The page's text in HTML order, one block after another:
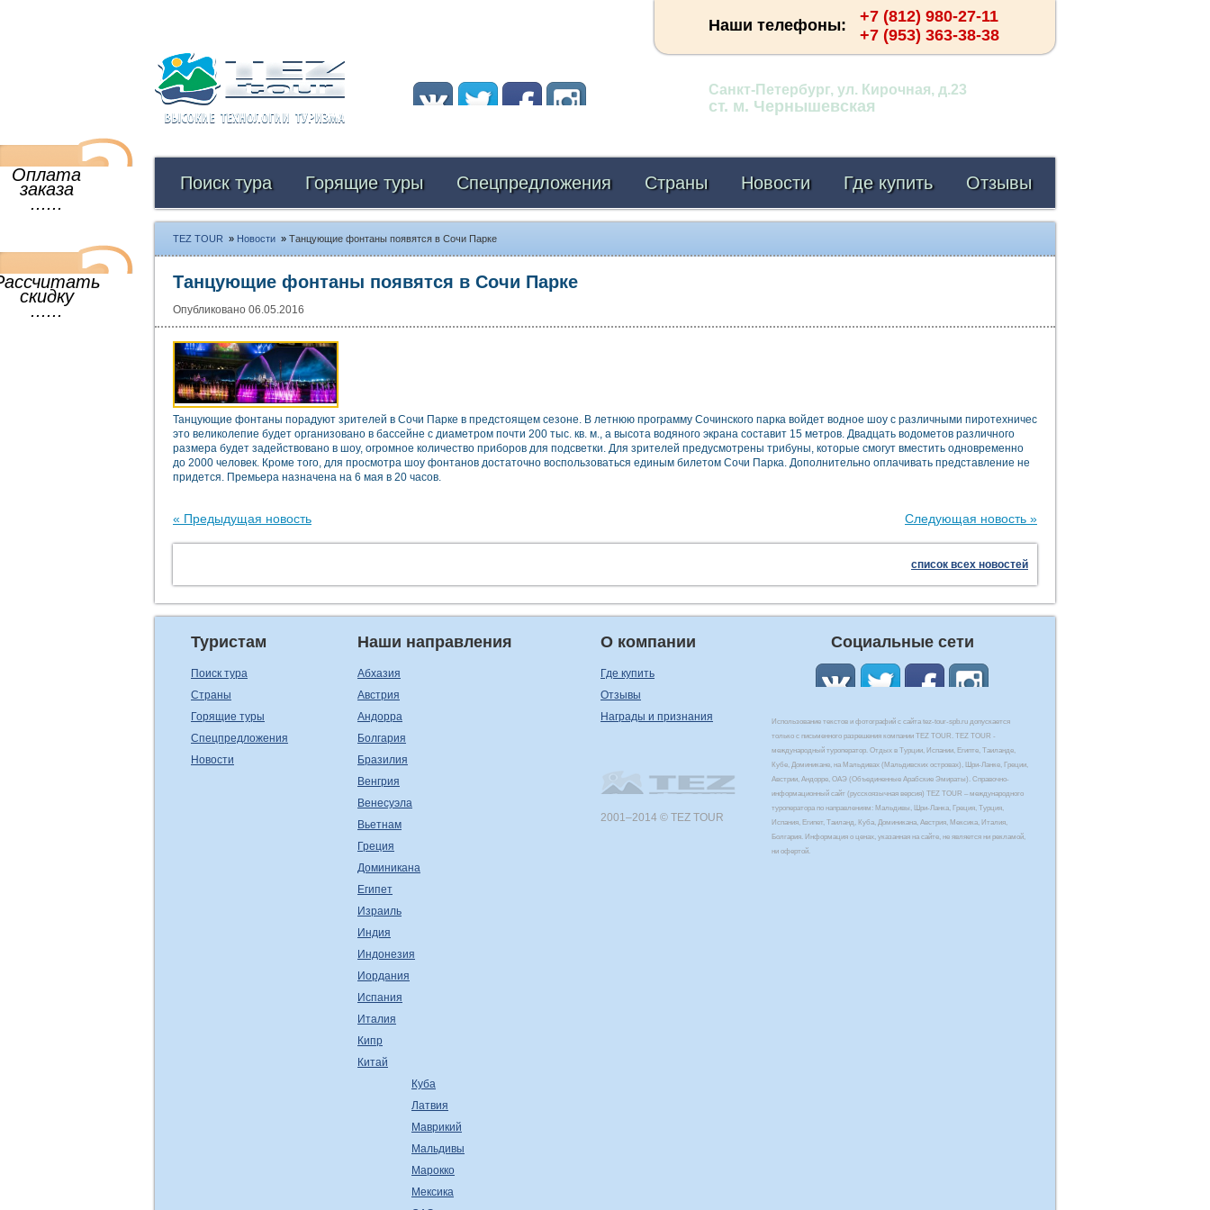
Оплата
заказа
......
скидку
......
Наши телефоны:
+7 (812) 980-27-11
+7 (953) 363-38-38
Санкт-Петербург, ул. Кирочная, д.23
ст. м. Чернышевская
Поиск тура Горящие туры Спецпредложения Страны Новости Где купить Отзывы
TEZ TOUR » Новости » Танцующие фонтаны появятся в Сочи Парке
Танцующие фонтаны появятся в Сочи Парке
Опубликовано 06.05.2016
Танцующие фонтаны порадуют зрителей в Сочи Парке в предстоящем сезоне. В летнюю программу Сочинского парка войдет водное шоу с различными пиротехническими и лазерными
это великолепие будет организовано в бассейне с диаметром почти 200 тыс. кв. м., а высота водяного экрана составит 15 метров. Двадцать водометов различного
размера будет задействовано в шоу, огромное количество приборов для подсветки. Для зрителей предусмотрены трибуны, которые смогут вместить одновременно
до 2000 человек. Кроме того, для просмотра шоу фонтанов достаточно воспользоваться единым билетом Сочи Парка. Дополнительно оплачивать представление не
придется. Премьера назначена на 6 мая в 20 часов.
« Предыдущая новость Следующая новость »
список всех новостей
Туристам
Поиск тура
Страны
Горящие туры
Спецпредложения
Новости
Наши направления
Абхазия
Австрия
Андорра
Болгария
Бразилия
Венгрия
Венесуэла
Вьетнам
Греция
Доминикана
Египет
Израиль
Индия
Индонезия
Иордания
Испания
Италия
Кипр
Китай
Куба
Латвия
Маврикий
Мальдивы
Марокко
Мексика
О компании
Где купить
Отзывы
Награды и признания
2001–2014 © TEZ TOUR
Социальные сети
Использование текстов и фотографий с сайта tez-tour-spb.ru допускается
только с письменного разрешения компании TEZ TOUR. TEZ TOUR -
международный туроператор. Отдых в Турции, Испании, Египте, Таиланде,
Кубе, Доминикане, на Мальдивах (Мальдивских островах), Шри-Ланке, Греции,
Австрии, Андорре, ОАЭ (Объединенные Арабские Эмираты). Справочно-
информационный сайт (русскоязычная версия) TEZ TOUR – международного
туроператора по направлениям: Мальдивы, Шри-Ланка, Греция, Турция,
Испания, Египет, Таиланд, Куба, Доминикана, Австрия, Мексика, Италия,
Болгария. Информация о ценах, указанная на сайте, не является ни рекламой,
ни офертой.